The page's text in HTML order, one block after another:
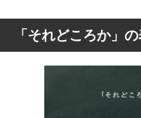
「それどころか」